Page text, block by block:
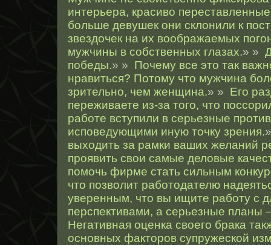
интерьера, красиво
больше девушек они склонили к
звездочек на их воображаемых
мужчины в собственных глазах.» »
победы.» » Почему все это так
нравиться? Потому что мужчина
зрительно, чем женщина.» » Его
переживаете из-за того, что
работе вступили в серьезные
исповедующими иную точку зрения.
выходить за рамки ваших желаний
проявить свои самые деловые
помочь фирме стать сильным
что позволит работодателю
уверенным, что вы ищите работу с
перспективами, а серьезные планы
Негативная оценка своего брака
основных факторов супружеской